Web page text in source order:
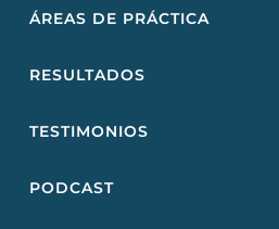
ÁREAS DE PRÁCTICA
RESULTADOS
TESTIMONIOS
PODCAST